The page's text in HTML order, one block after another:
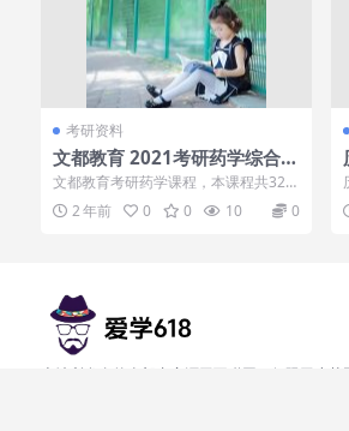
考研资料
文都教育 2021考研药学综合3
49课程大合集
文都教育考研药学课程，本课程共32
G，VIP会员可通过百度网盘转存下载
或者在线播...
2 年前 0 0 10 0
本站所发布的全部内容源于互联网，仅限于小